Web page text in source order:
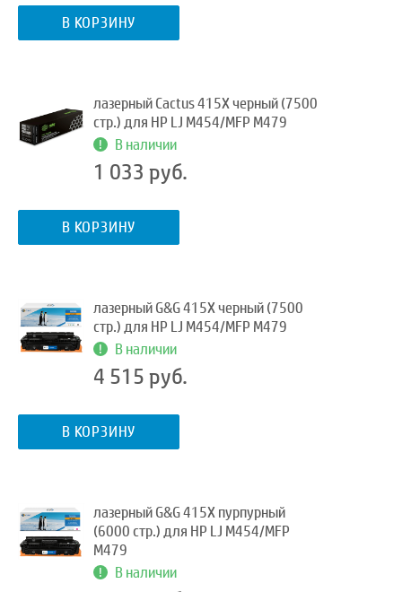
В КОРЗИНУ
лазерный Cactus 415X черный (7500
стр.) для HP LJ M454/MFP M479
В наличии
1 033 руб.
В КОРЗИНУ
лазерный G&G 415X черный (7500
стр.) для HP LJ M454/MFP M479
В наличии
4 515 руб.
В КОРЗИНУ
лазерный G&G 415X пурпурный
(6000 стр.) для HP LJ M454/MFP
M479
В наличии